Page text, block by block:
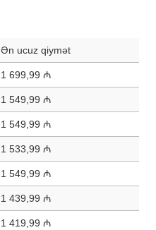
Ən ucuz qiymət
1 699,99 ₼
1 549,99 ₼
1 549,99 ₼
1 533,99 ₼
1 549,99 ₼
1 439,99 ₼
1 419,99 ₼